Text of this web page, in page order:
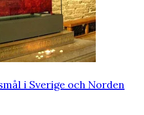
i Sverige och Norden